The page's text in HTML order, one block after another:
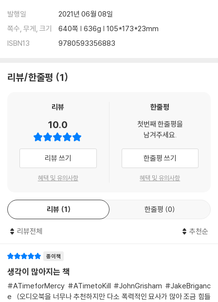
발행일
2021년 06월 08일
쪽수, 무게, 크기
640쪽 | 636g | 105*173*23mm
ISBN13
9780593356883
리뷰/한줄평 1
리뷰
10.0
리뷰 쓰기
혜택 및 유의사항
한줄평
첫번째 한줄평을
남겨주세요.
한줄평 쓰기
혜택 및 유의사항
리뷰 1 한줄평 0
리뷰전체 추천순
종이책
생각이 많아지는 책
#ATimeforMercy #ATimetoKill #JohnGrisham #JakeBriganc
e (오디오북을 너무나 추천하지만 다소 폭력적인 묘사가 많아 조금 힘들